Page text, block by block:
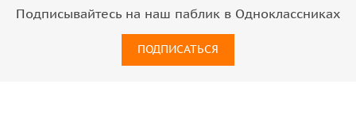
Подписывайтесь на наш паблик в Одноклассниках
ПОДПИСАТЬСЯ